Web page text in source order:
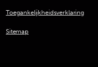
Toegankelijkheidsverklaring
Sitemap